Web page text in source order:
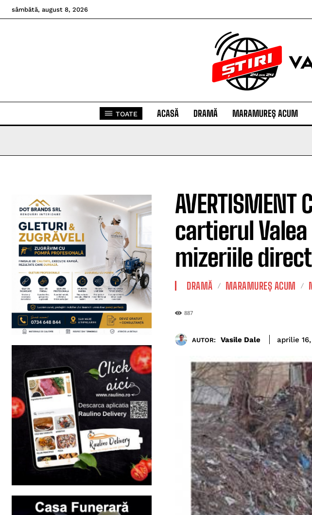
sâmbătă, august 8, 2026
TOATE ACASĂ DRAMĂ MARAMUREȘ ACUM
AVERTISMENT
cartierul
mizeriile direct
DRAMĂ MARAMUREȘ ACUM
887
AUTOR: Vasile Dale aprilie